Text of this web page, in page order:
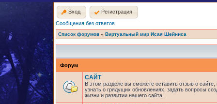
Вход
Регистрация
Сообщения без ответов
Список форумов » Виртуальный мир Исая Шейниса
Форум
САЙТ
В этом разделе вы сможете оставить отзыв о
узнать о грядущих обновлениях, задать вопросы
жизни и развитии нашего сайта.